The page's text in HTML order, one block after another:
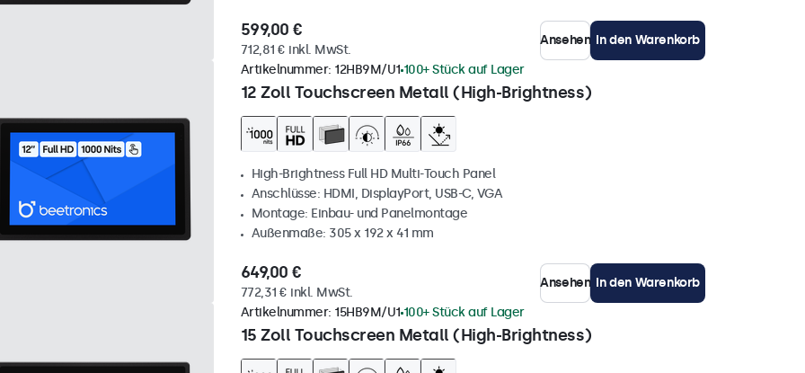
599,00 €
712,81 € inkl. MwSt.
Ansehen In den Warenkorb
12 Zoll Touchscreen Metall (High-Brightness)
Artikelnummer: 12HB9M/U1 100+ Stück auf Lager
High-Brightness Full HD Multi-Touch Panel
Anschlüsse: HDMI, DisplayPort, USB-C, VGA
Montage: Einbau- und Panelmontage
Außenmaße: 305 x 192 x 41 mm
649,00 €
772,31 € inkl. MwSt.
Ansehen In den Warenkorb
15 Zoll Touchscreen Metall (High-Brightness)
Artikelnummer: 15HB9M/U1 100+ Stück auf Lager